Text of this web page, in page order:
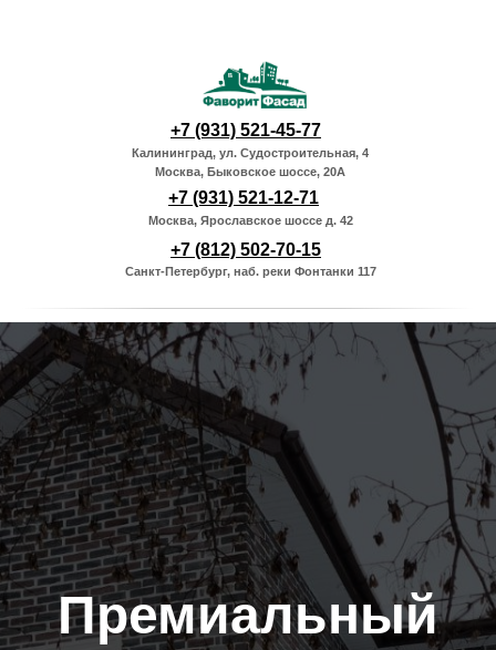
Санкт-Петербург, наб. реки Фонтанки 117
+7 (812) 502-70-15
Калининград, ул. Судостроительная, 4
Москва, Быковское шоссе, 20А
Москва, Ярославское шоссе д. 42
+7 (931) 521-12-71
+7 (931) 521-45-77
Премиальный